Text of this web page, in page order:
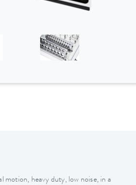
motion, heavy duty, low noise, in a